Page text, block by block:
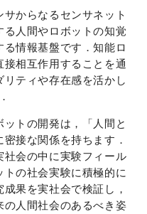
からなるセンサネット
人間やロボットの知覚
情報基盤です．知能ロ
相互作用することを通
ティや存在感を活かし
トの開発は，「人間と
接な関係を持ちます．
会の中に実験フィール
トの社会実験に積極的に
果を実社会で検証し，
人間社会のあるべき姿